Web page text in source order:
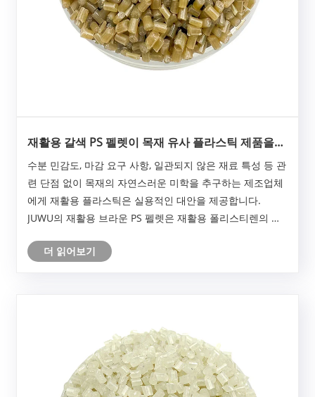
재활용 갈색 PS 펠렛이 목재 유사 플라스틱 제품을
수분 민감도, 마감 요구 사항, 일관되지 않은 재료 특성 등 관
련 단점 없이 목재의 자연스러운 미학을 추구하는 제조업체
에게 재활용 플라스틱은 실용적인 대안을 제공합니다.
JUWU의 재활용 브라운 PS 펠렛은 재활용 폴리스티렌의 내
1.05g/cm3의 밀도, 2-3KJ/m²의 충격 강도, 11g/10min의 용
더 읽어보기